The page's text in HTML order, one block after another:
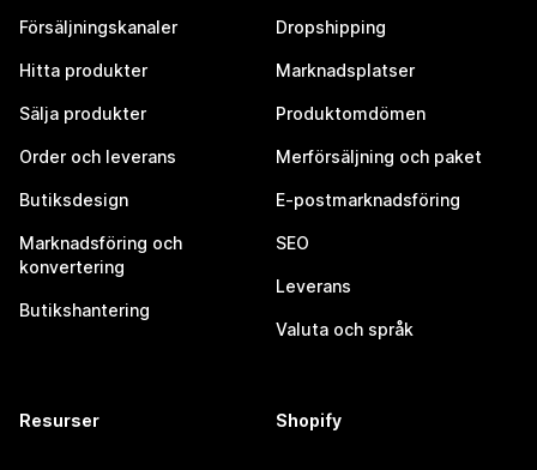
Försäljningskanaler
Hitta produkter
Sälja produkter
Order och leverans
Butiksdesign
Marknadsföring och
konvertering
Butikshantering
Dropshipping
Marknadsplatser
Produktomdömen
Merförsäljning och paket
E-postmarknadsföring
SEO
Leverans
Valuta och språk
Resurser Shopify